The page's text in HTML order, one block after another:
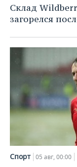
Склад
загорелся
Спорт 05 авг, 00:00